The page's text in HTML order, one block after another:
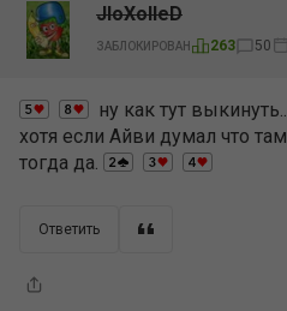
JIoXoIIeD
ЗАБЛОКИРОВАН 263 50
ну как тут
хотя если Айви думал что
тогда да.
Ответить